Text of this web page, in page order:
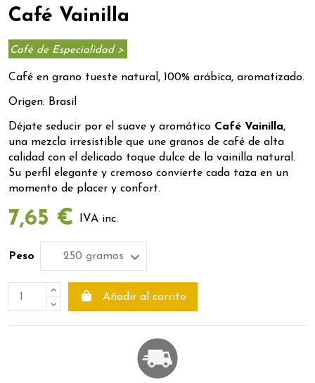
Café Vainilla
Café de Especialidad >
Café en grano tueste natural, 100% arábica, aromatizado.
Origen: Brasil
Déjate seducir por el suave y aromático Café Vainilla,
una mezcla irresistible que une granos de café de alta
calidad con el delicado toque dulce de la vainilla natural.
Su perfil elegante y cremoso convierte cada taza en un
momento de placer y confort.
7,65 € IVA inc.
Peso
Añadir al carrito